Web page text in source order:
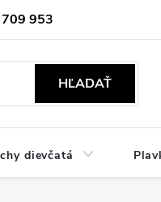
953
HĽADAŤ
dievčatá